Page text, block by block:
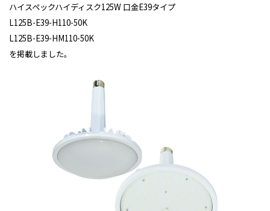
ハイスペックハイディスク125W 口金E39タイプ
L125B-E39-H110-50K
L125B-E39-HM110-50K
を掲載しました。